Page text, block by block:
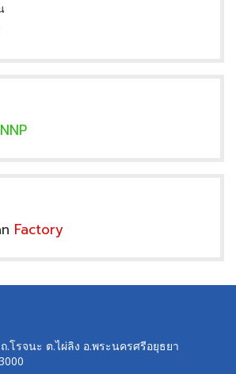
Factory
.โรจนะ ต.ไผ่ลิง อ.พระนครศรีอยุธยา